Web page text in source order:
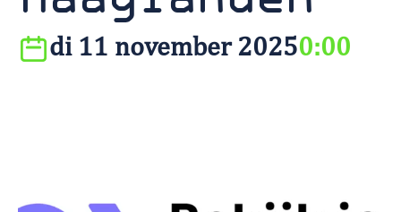
di 11 november 20250:00